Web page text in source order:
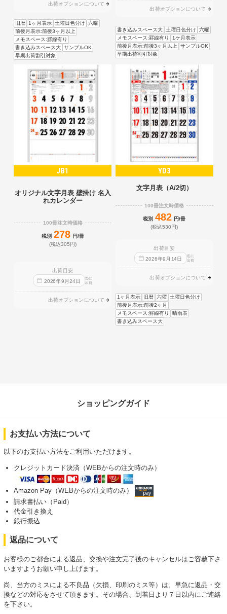
出荷オプションについて
旧暦 1ヶ月表示 土曜日色分け
六曜
前後月表示:前後3ヶ月以上
メモスペース:罫線有り
書き込みスペース大 サンプルOK
早期出荷割引対象
出荷オプションについて
書き込みスペース大 土曜日色分け
六曜
メモスペース:罫線有り
1ケ月表示
前後月表示:前後3ヶ月以上
サンプルOK
早期出荷割引対象
JB1
オリジナル文字月表 壁掛け 名入
れカレンダー
100冊注文時価格
税別 278 円/冊
(税込305円)
出荷目安
2026年9 月24日
迄に
出荷
出荷オプションについて
YD3
文字月表（A/2切）
100冊注文時価格
税別 482 円/冊
(税込530円)
出荷目安
2026年9 月 14日
迄に
出荷
出荷オプションについて
1ヶ月表示 旧暦 六曜
土曜日色分け
前後月表示:前後2ヶ月
メモスペース:罫線有り
晴雨表
書き込みスペース大
ショッピングガイド
お支払い方法について
以下のお支払い方法をご利用いただけます。
クレジットカード決済（WEBからの注文時のみ）
Amazon Pay（WEBからの注文時のみ）
請求書払い（Paid）
代金引き換え
銀行振込
返品について
お客様のご都合による返品、交換や注文完了後のキャンセルはご容赦下さ
いますようお願い申し上げます。
尚、当方のミスによる不良品（欠損、印刷のミス等）は、早急に返品・交
換などの対応をさせて頂きます。その場合、到着日より７日以内にご連絡
を下さい。